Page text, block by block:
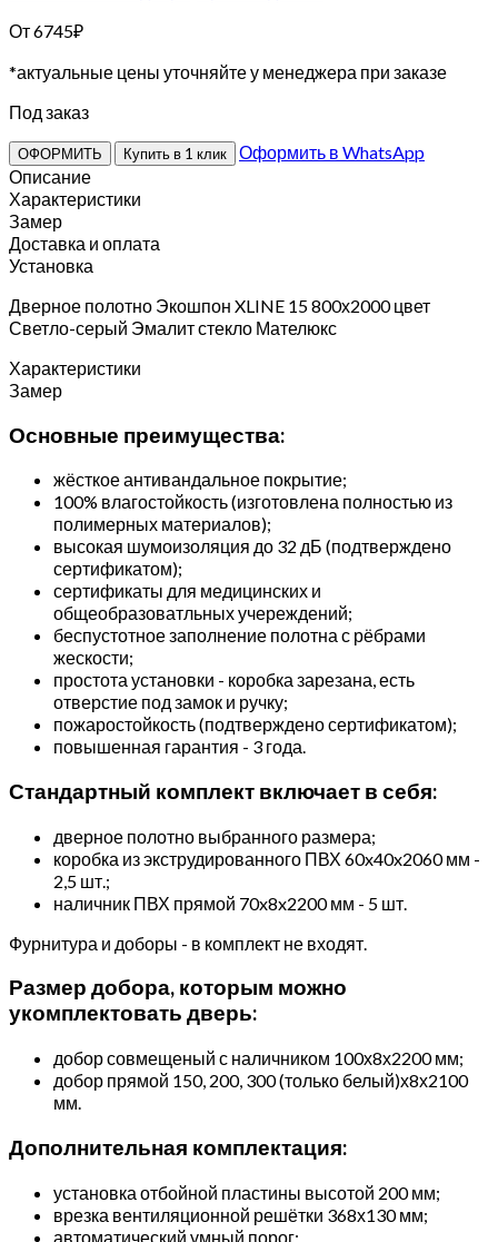
От6745₽
*актуальные цены уточняйте у менеджера при заказе
Под заказ
ОФОРМИТЬ Купить в 1 клик
Оформить в WhatsApp
Описание
Характеристики
Замер
Доставка и оплата
Установка
Дверное полотно Экошпон XLINE 15 800х2000 цвет
Светло-серый Эмалит стекло Мателюкс
Характеристики
Замер
Основные преимущества:
жёсткое антивандальное покрытие;
100% влагостойкость (изготовлена полностью из
полимерных материалов);
высокая шумоизоляция до 32 дБ (подтверждено
сертификатом);
сертификаты для медицинских и
общеобразоватльных учереждений;
беспустотное заполнение полотна с рёбрами
жескости;
простота установки - коробка зарезана, есть
отверстие под замок и ручку;
пожаростойкость (подтверждено сертификатом);
повышенная гарантия - 3 года.
Стандартный комплект включает в себя:
дверное полотно выбранного размера;
коробка из экструдированного ПВХ 60x40x2060 мм -
2,5 шт.;
наличник ПВХ прямой 70x8x2200 мм - 5 шт.
Фурнитура и доборы - в комплект не входят.
Размер добора, которым можно
укомплектовать дверь:
добор совмещеный с наличником 100х8х2200 мм;
добор прямой 150, 200, 300 (только белый)х8х2100
мм.
Дополнительная комплектация:
установка отбойной пластины высотой 200 мм;
врезка вентиляционной решётки 368х130 мм;
автоматический умный порог;